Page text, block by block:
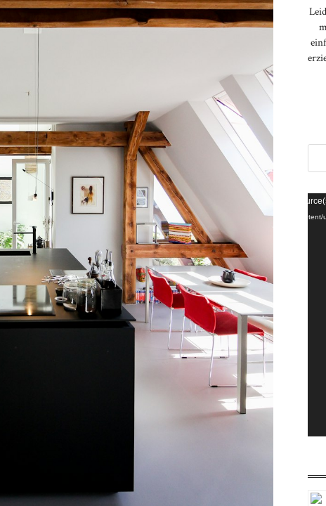
Media error: Format(s) not supported or
Datei herunterladen: https://brittabloggt.de/wp-